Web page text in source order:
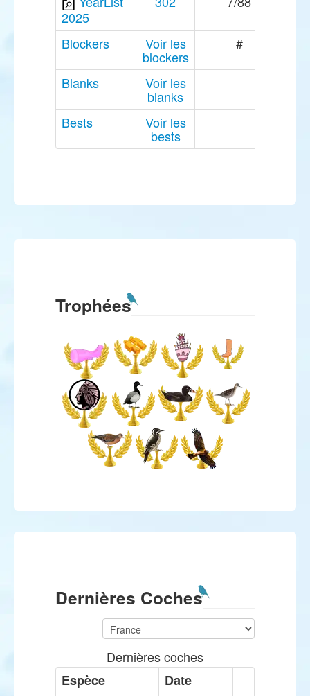
2025
Blockers Voir les
blockers
#
Blanks Voir les
blanks
Bests
Voir les
bests
Trophées
Dernières Coches
Dernières coches
Espèce
Date